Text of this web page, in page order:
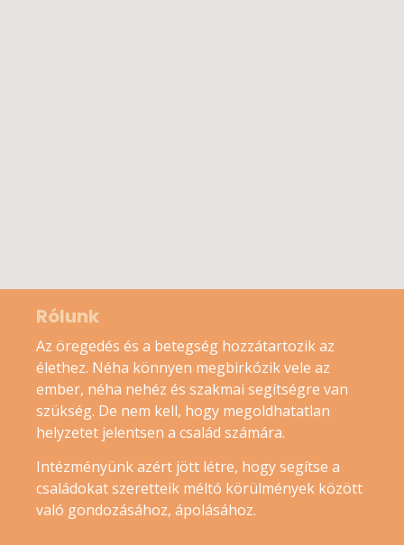
Rólunk
Az öregedés és a betegség hozzátartozik az
élethez. Néha könnyen megbirkózik vele az
ember, néha nehéz és szakmai segítségre van
szükség. De nem kell, hogy megoldhatatlan
helyzetet jelentsen a család számára.
Intézményünk azért jött létre, hogy segítse a
családokat szeretteik méltó körülmények között
való gondozásához, ápolásához.